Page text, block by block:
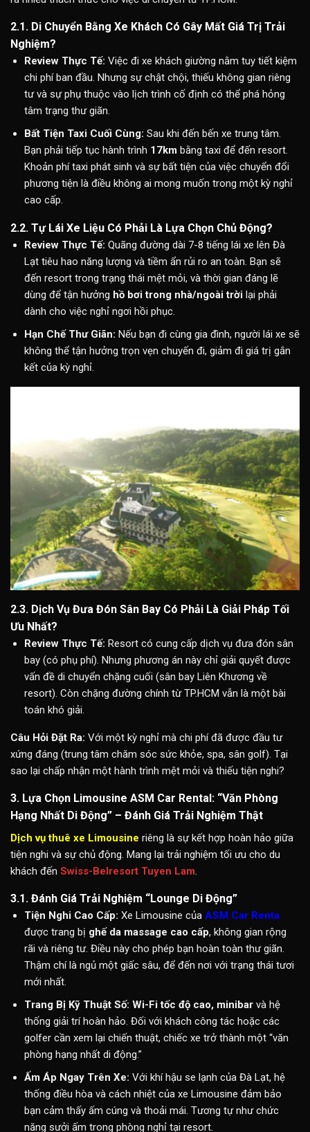
2.1. Di Chuyển Bằng Xe Khách Có Gây Mất Giá Trị Trải
Nghiệm?
Review Thực Tế: Việc đi xe khách giường nằm tuy tiết kiệm
chi phí ban đầu. Nhưng sự chật chội, thiếu không gian riêng
tư và sự phụ thuộc vào lịch trình cố định có thể phá hỏng
tâm trạng thư giãn.
Bất Tiện Taxi Cuối Cùng: Sau khi đến bến xe trung tâm.
Bạn phải tiếp tục hành trình 17kmbằng taxi để đến resort.
Khoản phí taxi phát sinh và sự bất tiện của việc chuyển đổi
phương tiện là điều không ai mong muốn trong một kỳ nghỉ
cao cấp.
2.2. Tự Lái Xe Liệu Có Phải Là Lựa Chọn Chủ Động?
Review Thực Tế: Quãng đường dài 7-8 tiếng lái xe lên Đà
Lạt tiêu hao năng lượng và tiềm ẩn rủi ro an toàn. Bạn sẽ
đến resort trong trạng thái mệt mỏi, và thời gian đáng lẽ
dùng để tận hưởng hồ bơi trong nhà/ngoài trờilại phải
dành cho việc nghỉ ngơi hồi phục.
Hạn Chế Thư Giãn: Nếu bạn đi cùng gia đình, người lái xe sẽ
không thể tận hưởng trọn vẹn chuyến đi, giảm đi giá trị gắn
kết của kỳ nghỉ.
2.3. Dịch Vụ Đưa Đón Sân Bay Có Phải Là Giải Pháp Tối
Ưu Nhất?
Review Thực Tế: Resort có cung cấp dịch vụ đưa đón sân
bay (có phụ phí). Nhưng phương án này chỉ giải quyết được
vấn đề di chuyển chặng cuối (sân bay Liên Khương về
resort). Còn chặng đường chính từ TP.HCM vẫn là một bài
toán khó giải.
Câu Hỏi Đặt Ra: Với một kỳ nghỉ mà chi phí đã được đầu tư
xứng đáng (trung tâm chăm sóc sức khỏe, spa, sân golf). Tại
sao lại chấp nhận một hành trình mệt mỏi và thiếu tiện nghi?
3. Lựa Chọn Limousine ASM Car Rental: “Văn Phòng
Hạng Nhất Di Động” – Đánh Giá Trải Nghiệm Thật
Dịch vụ thuê xe Limousine riêng là sự kết hợp hoàn hảo giữa
tiện nghi và sự chủ động. Mang lại trải nghiệm tối ưu cho du
khách đến Swiss-Belresort Tuyen Lam.
3.1. Đánh Giá Trải Nghiệm “Lounge Di Động”
Tiện Nghi Cao Cấp: Xe Limousine của ASM Car Renta
được trang bị ghế da massage cao cấp, không gian rộng
rãi và riêng tư. Điều này cho phép bạn hoàn toàn thư giãn.
Thậm chí là ngủ một giấc sâu, để đến nơi với trạng thái tươi
mới nhất.
Trang Bị Kỹ Thuật Số: Wi-Fi tốc độ cao, minibarvà hệ
thống giải trí hoàn hảo. Đối với khách công tác hoặc các
golfer cần xem lại chiến thuật, chiếc xe trở thành một “văn
phòng hạng nhất di động.”
Ấm Áp Ngay Trên Xe: Với khí hậu se lạnh của Đà Lạt, hệ
thống điều hòa và cách nhiệt của xe Limousine đảm bảo
bạn cảm thấy ấm cúng và thoải mái. Tương tự như chức
năng sưởi ấm trong phòng nghỉ tại resort.